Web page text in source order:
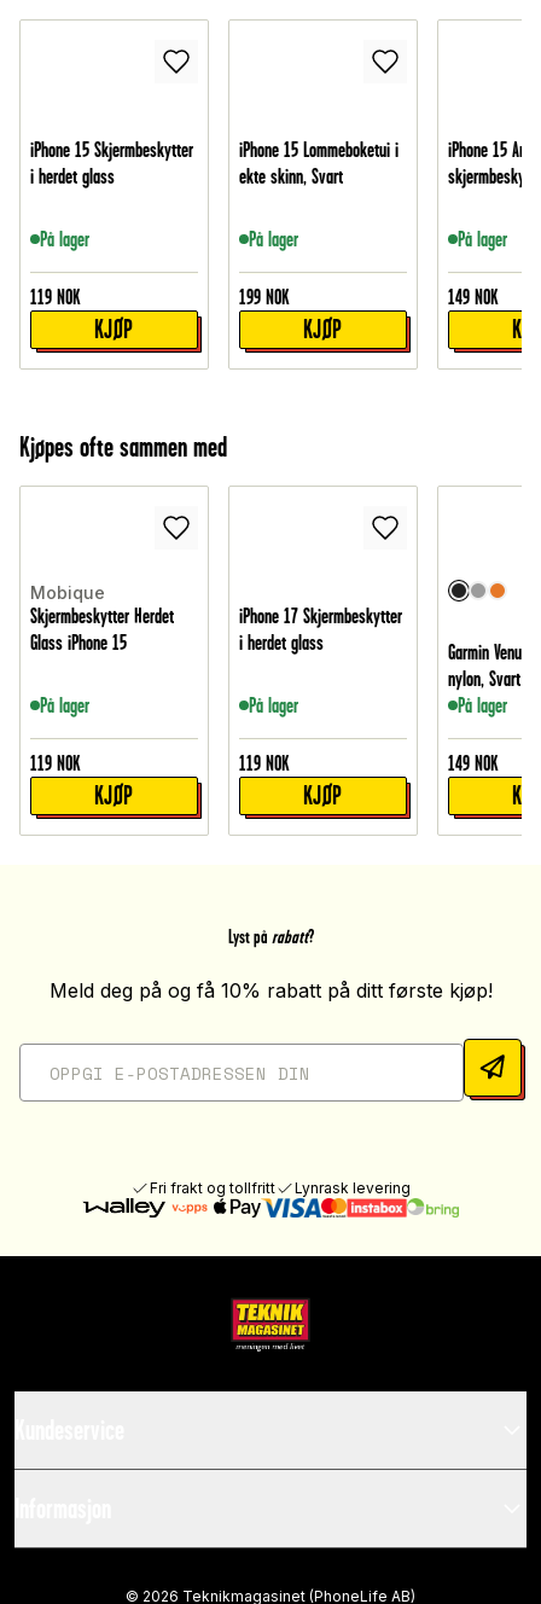
iPhone 15 Skjermbeskytter
i herdet glass
På lager
119 NOK
KJØP
iPhone 15 Lommeboketui i
ekte skinn, Svart
På lager
199 NOK
KJØP
iPhone 15
På lager
149 NOK
Kjøpes ofte sammen med
Mobique
Skjermbeskytter Herdet
Glass iPhone 15
På lager
119 NOK
KJØP
iPhone 17 Skjermbeskytter
i herdet glass
På lager
119 NOK
KJØP
Garmin Venu 3
nylon, Svart
På lager
149 NOK
Lyst på rabatt?
Meld deg på og få 10% rabatt på ditt første kjøp!
Fri frakt og tollfritt Lynrask levering
© 2026 Teknikmagasinet (PhoneLife AB)